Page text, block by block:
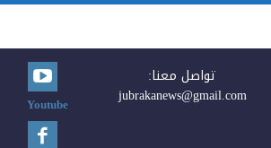
تواصل معنا:
jubrakanews@gmail.com
Youtube